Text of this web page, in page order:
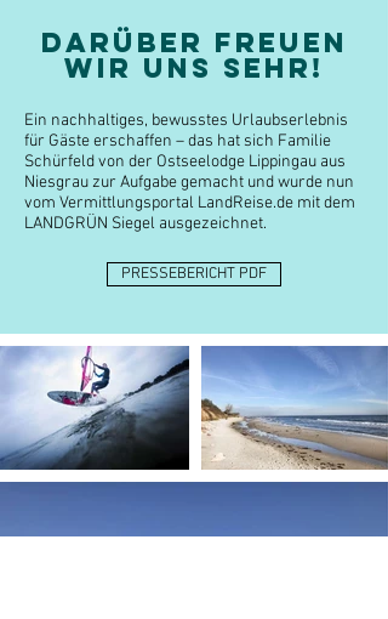
DARÜBER FREUEN
WIR UNS SEHR!
Ein nachhaltiges, bewusstes Urlaubserlebnis
für Gäste erschaffen – das hat sich Familie
Schürfeld von der Ostseelodge Lippingau aus
Niesgrau zur Aufgabe gemacht und wurde nun
vom Vermittlungsportal LandReise.de mit dem
LANDGRÜN Siegel ausgezeichnet.
PRESSEBERICHT PDF